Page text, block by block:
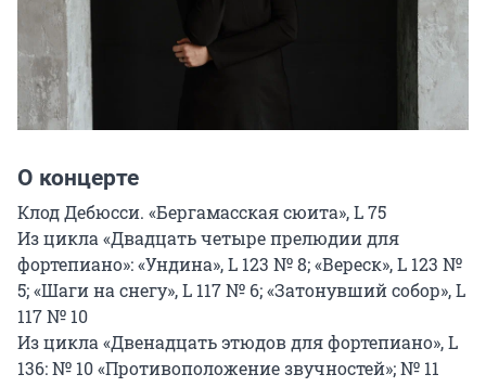
О концерте
Клод Дебюсси. «Бергамасская сюита», L 75
Из цикла «Двадцать четыре прелюдии для
фортепиано»: «Ундина», L 123 № 8; «Вереск», L 123 №
5; «Шаги на снегу», L 117 № 6; «Затонувший собор», L
117 № 10
Из цикла «Двенадцать этюдов для фортепиано», L
136: № 10 «Противоположение звучностей»; № 11